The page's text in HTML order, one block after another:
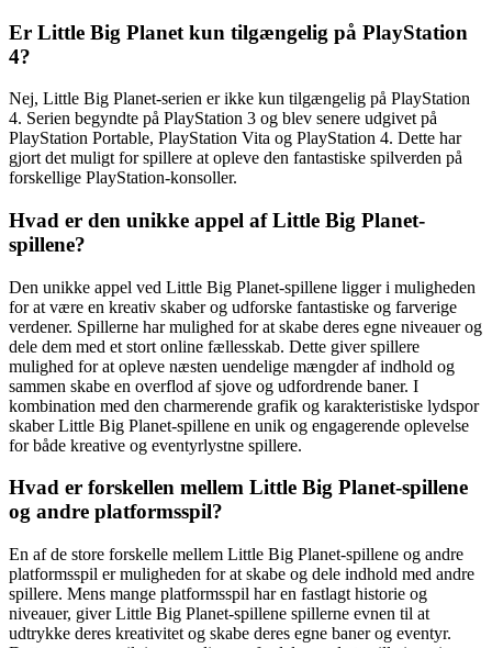
Er Little Big Planet kun tilgængelig på PlayStation
4?
Nej, Little Big Planet-serien er ikke kun tilgængelig på PlayStation
4. Serien begyndte på PlayStation 3 og blev senere udgivet på
PlayStation Portable, PlayStation Vita og PlayStation 4. Dette har
gjort det muligt for spillere at opleve den fantastiske spilverden på
forskellige PlayStation-konsoller.
Hvad er den unikke appel af Little Big Planet-
spillene?
Den unikke appel ved Little Big Planet-spillene ligger i muligheden
for at være en kreativ skaber og udforske fantastiske og farverige
verdener. Spillerne har mulighed for at skabe deres egne niveauer og
dele dem med et stort online fællesskab. Dette giver spillere
mulighed for at opleve næsten uendelige mængder af indhold og
sammen skabe en overflod af sjove og udfordrende baner. I
kombination med den charmerende grafik og karakteristiske lydspor
skaber Little Big Planet-spillene en unik og engagerende oplevelse
for både kreative og eventyrlystne spillere.
Hvad er forskellen mellem Little Big Planet-spillene
og andre platformsspil?
En af de store forskelle mellem Little Big Planet-spillene og andre
platformsspil er muligheden for at skabe og dele indhold med andre
spillere. Mens mange platformsspil har en fastlagt historie og
niveauer, giver Little Big Planet-spillene spillerne evnen til at
udtrykke deres kreativitet og skabe deres egne baner og eventyr.